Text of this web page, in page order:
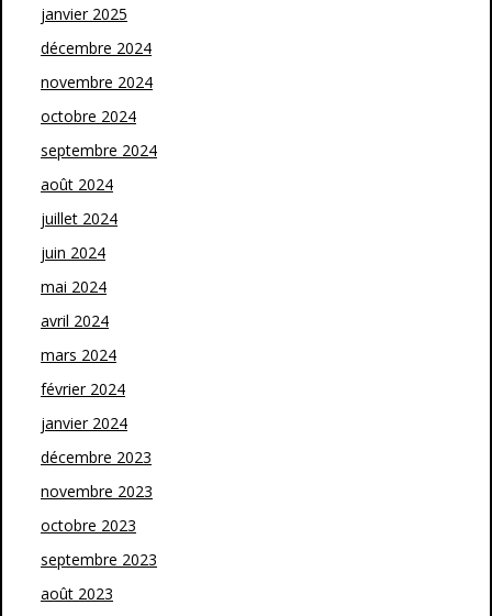
janvier 2025
décembre 2024
novembre 2024
octobre 2024
septembre 2024
août 2024
juillet 2024
juin 2024
mai 2024
avril 2024
mars 2024
février 2024
janvier 2024
décembre 2023
novembre 2023
octobre 2023
septembre 2023
août 2023